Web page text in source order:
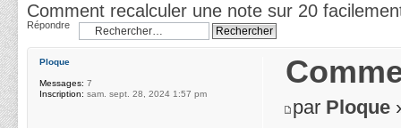
Comment recalculer une note sur 20
Répondre
par Ploque
Ploque
Messages: 7
Inscription: sam. sept. 28, 2024 1:57 pm